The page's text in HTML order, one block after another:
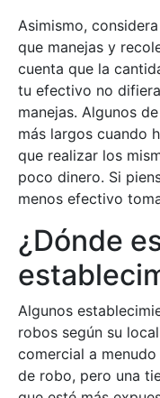
Asimismo,
que manejas y
cuenta que la
tu efectivo no
manejas. Algunos
más largos cuando
que realizar los
poco dinero. Si
menos efectivo
¿Dónde
Algunos
robos según su
comercial a
de robo, pero una